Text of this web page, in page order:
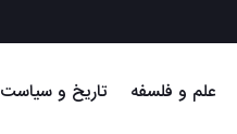
علم و فلسفه تاریخ و سیاست